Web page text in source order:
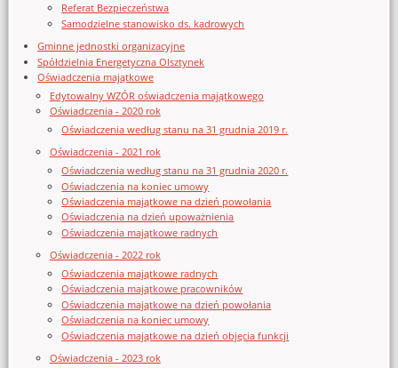
Referat Bezpieczeństwa
Samodzielne stanowisko ds. kadrowych
Gminne jednostki organizacyjne
Spółdzielnia Energetyczna Olsztynek
Oświadczenia majątkowe
Edytowalny WZÓR oświadczenia majątkowego
Oświadczenia - 2020 rok
Oświadczenia według stanu na 31 grudnia 2019 r.
Oświadczenia - 2021 rok
Oświadczenia według stanu na 31 grudnia 2020 r.
Oświadczenia na koniec umowy
Oświadczenia majątkowe na dzień powołania
Oświadczenia na dzień upoważnienia
Oświadczenia majątkowe radnych
Oświadczenia - 2022 rok
Oświadczenia majątkowe radnych
Oświadczenia majątkowe pracowników
Oświadczenia majątkowe na dzień powołania
Oświadczenia na koniec umowy
Oświadczenia majątkowe na dzień objęcia funkcji
Oświadczenia - 2023 rok